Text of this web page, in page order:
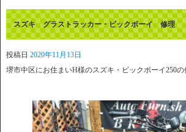
スズキ グラストラッカー・ビックボーイ 修理
投稿日 2020年11月13日
堺市中区にお住まいH様のスズキ・ビックボーイ250の